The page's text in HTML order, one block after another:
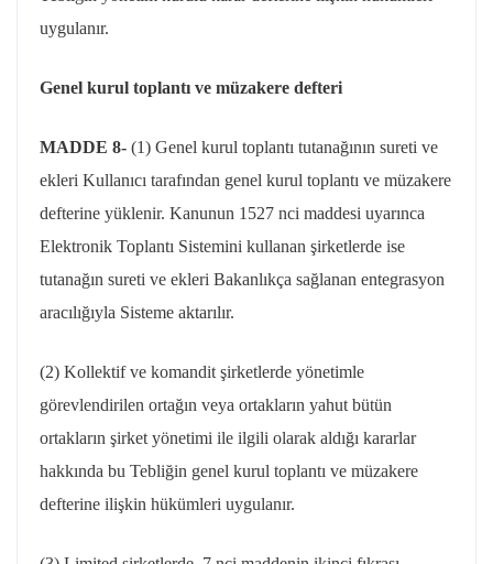
uygulanır.
Genel kurul toplantı ve müzakere defteri
MADDE 8- (1) Genel kurul toplantı tutanağının sureti ve
ekleri Kullanıcı tarafından genel kurul toplantı ve müzakere
defterine yüklenir. Kanunun 1527 nci maddesi uyarınca
Elektronik Toplantı Sistemini kullanan şirketlerde ise
tutanağın sureti ve ekleri Bakanlıkça sağlanan entegrasyon
aracılığıyla Sisteme aktarılır.
(2) Kollektif ve komandit şirketlerde yönetimle
görevlendirilen ortağın veya ortakların yahut bütün
ortakların şirket yönetimi ile ilgili olarak aldığı kararlar
hakkında bu Tebliğin genel kurul toplantı ve müzakere
defterine ilişkin hükümleri uygulanır.